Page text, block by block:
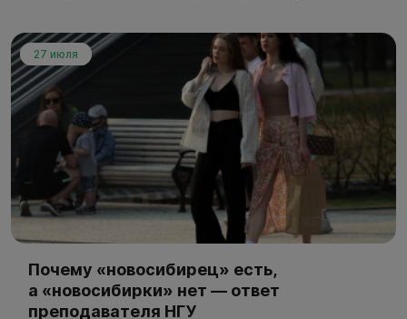
27 июля
Почему «новосибирец» есть,
а «новосибирки» нет — ответ
преподавателя НГУ